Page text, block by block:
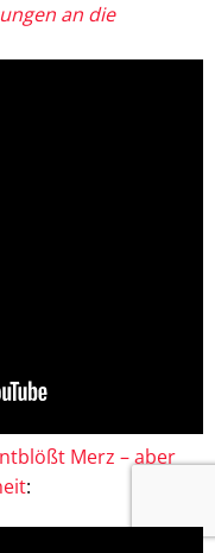
an die
Merz – aber
: